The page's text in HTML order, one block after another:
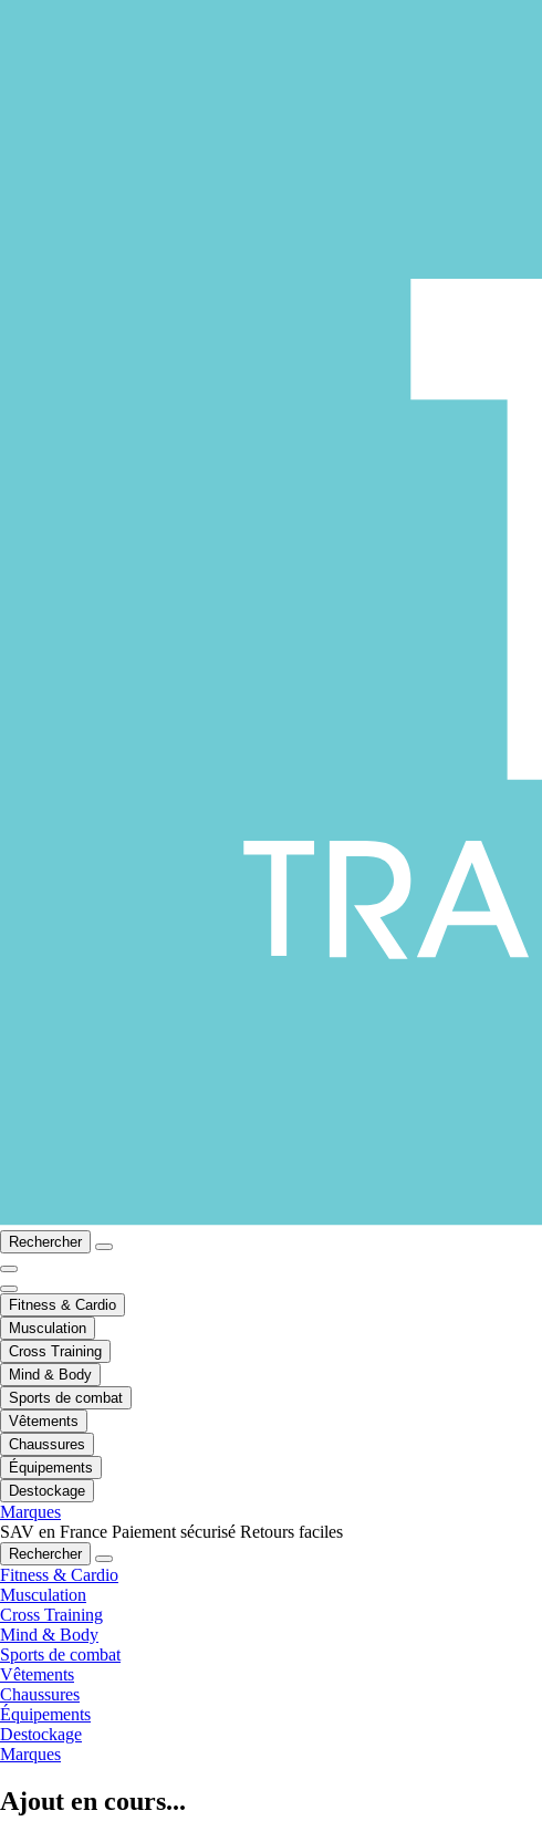
Rechercher
Fitness & Cardio
Musculation
Cross Training
Mind & Body
Sports de combat
Vêtements
Chaussures
Équipements
Destockage
Marques
SAV en France Paiement sécurisé Retours faciles
Rechercher
Fitness & Cardio
Musculation
Cross Training
Mind & Body
Sports de combat
Vêtements
Chaussures
Équipements
Destockage
Marques
Ajout en cours...